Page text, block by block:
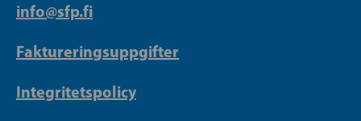
info@sfp.fi
Faktureringsuppgifter
Integritetspolicy